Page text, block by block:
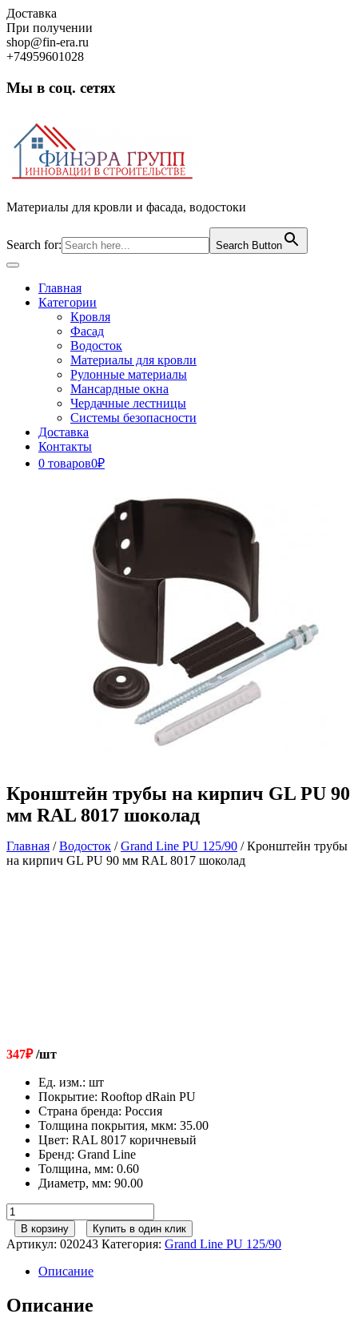
Skip
to
content
Доставка
При получении
shop@fin-era.ru
+74959601028
Мы в соц. сетях
Материалы для кровли и фасада, водостоки
Search for: Search Button
Open
ButtonГлавная
Категории
Кровля
Фасад
Водосток
Материалы для кровли
Рулонные материалы
Мансардные окна
Чердачные лестницы
Системы безопасности
Доставка
Контакты
0 товаров0₽
Кронштейн трубы на кирпич GL PU 90
мм RAL 8017 шоколад
Главная /Водосток /Grand Line РU 125/90 / Кронштейн трубы
на кирпич GL PU 90 мм RAL 8017 шоколад
347₽/шт
Ед. изм.: шт
Покрытие: Rooftop dRain PU
Страна бренда: Россия
Толщина покрытия, мкм: 35.00
Цвет: RAL 8017 коричневый
Бренд: Grand Line
Толщина, мм: 0.60
Диаметр, мм: 90.00
Количество
товара
Кронштейн
трубы
кирпич
GL
PU
В корзину Купить в один клик
Артикул: 020243 Категория: Grand Line РU 125/90
Описание
Описание